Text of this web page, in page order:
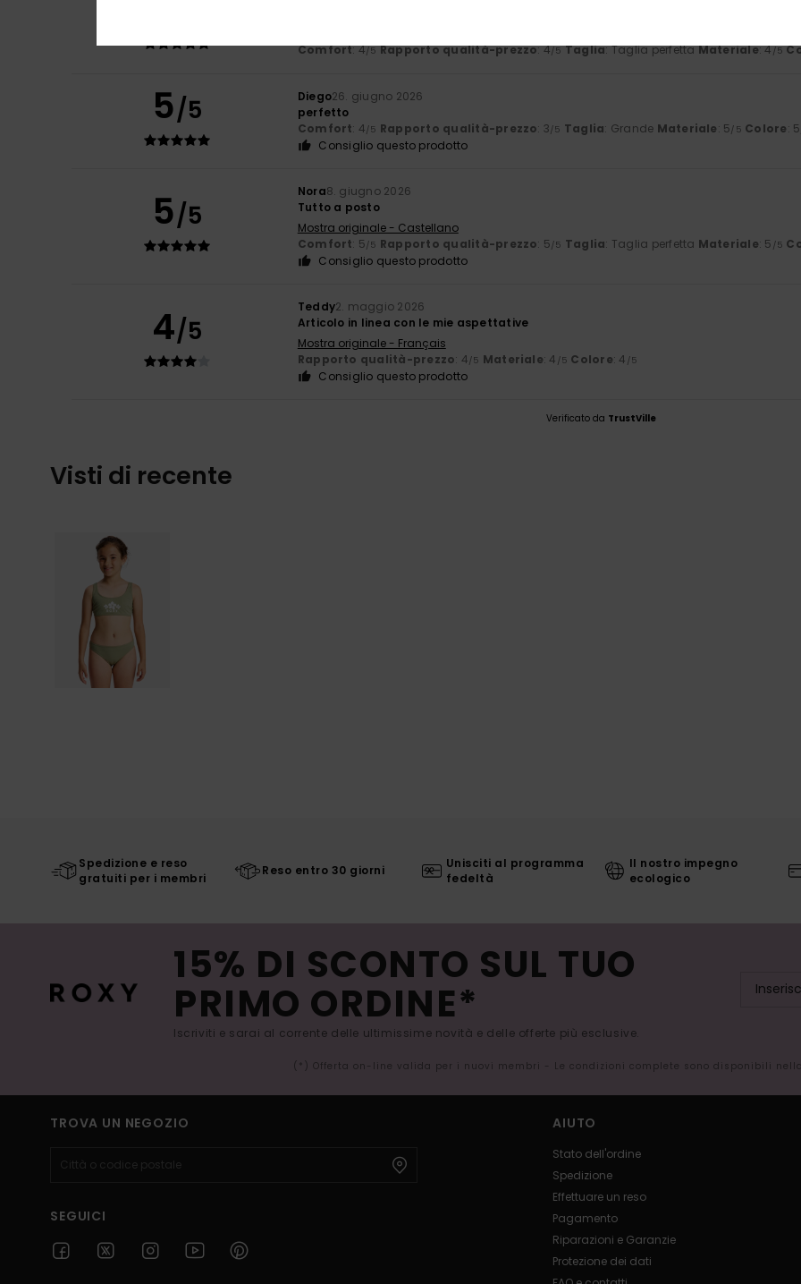
Comfort: 4/5 Rapporto qualità-prezzo: 4/5 Taglia: Taglia perfettaMateriale: 4/5
5/5 Diego26. giugno 2026
perfetto
Comfort: 4/5 Rapporto qualità-prezzo: 3/5 Taglia: Grande Materiale: 5/5 Colore: 5
Consiglio questo prodotto
5/5
Nora8. giugno 2026
Tutto a posto
Mostra originale - Castellano
Comfort: 5/5 Rapporto qualità-prezzo: 5/5 Taglia: Taglia perfetta Materiale: 5 /5
Consiglio questo prodotto
4/5
Teddy2. maggio 2026
Articolo in linea con le mie aspettative
Mostra originale - Français
Rapporto qualità-prezzo: 4/5 Materiale: 4 /5 Colore: 4 /5
Consiglio questo prodotto
Verificato da TrustVille
Visti di recente
Spedizione e reso
gratuiti per i membri
Reso entro 30 giorni
Unisciti al programma
fedeltà
Il nostro impegno
ecologico
15% DI SCONTO SUL TUO
PRIMO ORDINE*
Iscriviti e sarai al corrente delle ultimissime novità e delle offerte più esclusive.
(*) Offerta on-line valida per i nuovi membri - Le condizioni complete sono disponibili
TROVA UN NEGOZIO
SEGUICI
AIUTO
Stato dell'ordine
Spedizione
Effettuare un reso
Pagamento
Riparazioni e Garanzie
Protezione dei dati